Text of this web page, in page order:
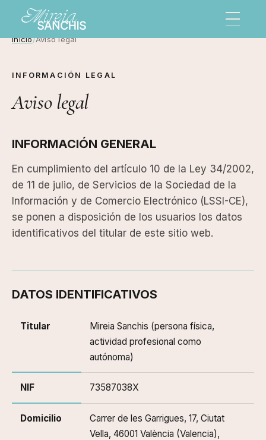
Inicio Aviso legal
INFORMACIÓN LEGAL
Aviso legal
INFORMACIÓN GENERAL
En cumplimiento del artículo 10 de la Ley 34/2002,
de 11 de julio, de Servicios de la Sociedad de la
Información y de Comercio Electrónico (LSSI-CE),
se ponen a disposición de los usuarios los datos
identificativos del titular de este sitio web.
DATOS IDENTIFICATIVOS
Titular
Mireia Sanchis (persona física,
actividad profesional como
autónoma)
NIF 73587038X
Domicilio
Carrer de les Garrigues, 17, Ciutat
Vella, 46001 València (Valencia),